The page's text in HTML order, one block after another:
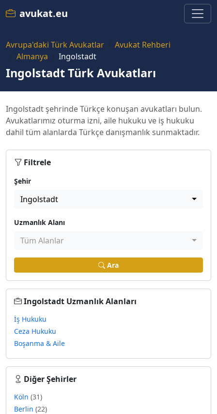
avukat.eu
Avrupa'daki Türk Avukatlar
Avukat Rehberi
Almanya
Ingolstadt
Ingolstadt Türk Avukatları
Ingolstadt şehrinde Türkçe konuşan avukatları bulun.
Avukatlarımız oturma izni, aile hukuku ve iş hukuku
dahil tüm alanlarda Türkçe danışmanlık sunmaktadır.
Filtrele
Şehir
Ingolstadt
Uzmanlık Alanı
Tüm Alanlar
Ara
Ingolstadt Uzmanlık Alanları
İş Hukuku
Ceza Hukuku
Boşanma & Aile
Diğer Şehirler
Köln (31)
Berlin (22)